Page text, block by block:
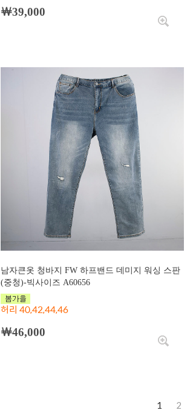
￦39,000
남자큰옷 청바지 FW 하프밴드 데미지 워싱 스판
(중청)-빅사이즈 A60656
허리 40,42,44,46
￦46,000
1 2